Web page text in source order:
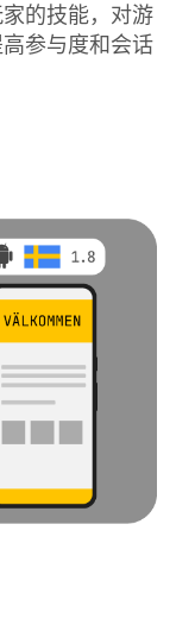
的技能，对游
参与度和会话